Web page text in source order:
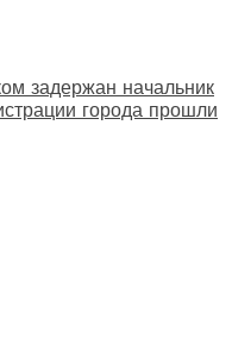
задержан начальник
города прошли